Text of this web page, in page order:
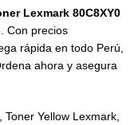
Lexmark 80C8XY0
Con precios
rápida en todo Perú,
ahora y asegura
Yellow Lexmark,